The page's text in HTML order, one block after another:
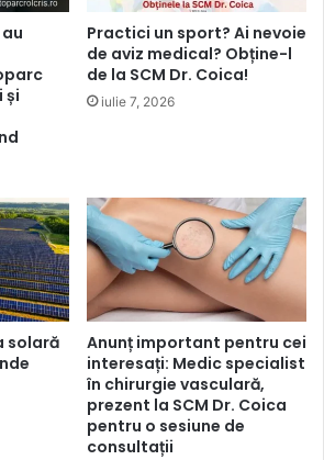
și
Practici un sport? Ai nevoie
de aviz medical? Obține-l
de la SCM Dr. Coica!
iulie 7, 2026
solară
Anunț important pentru cei
interesați: Medic specialist
în chirurgie vasculară,
prezent la SCM Dr. Coica
pentru o sesiune de
consultații